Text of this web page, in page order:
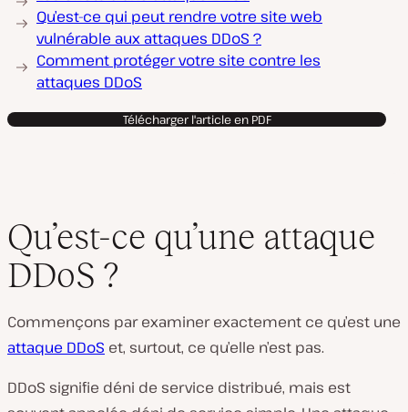
Qu’est-ce qui peut rendre votre site web
vulnérable aux attaques DDoS ?
Comment protéger votre site contre les
attaques DDoS
Télécharger l'article en PDF
Qu’est-ce qu’une attaque
DDoS ?
Commençons par examiner exactement ce qu’est une
attaque DDoS et, surtout, ce qu’elle n’est pas.
DDoS signifie déni de service distribué, mais est